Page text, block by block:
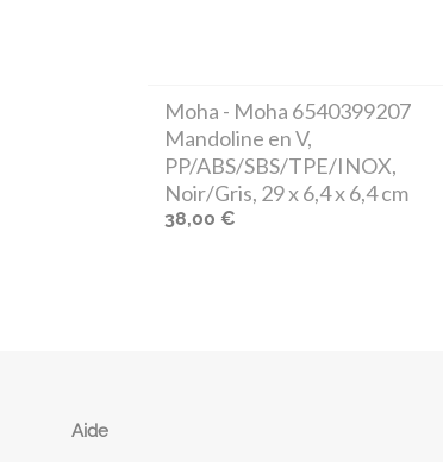
Moha - Moha 6540399207
Mandoline en V,
PP/ABS/SBS/TPE/INOX,
Noir/Gris, 29 x 6,4 x 6,4 cm
38,00 €
Aide